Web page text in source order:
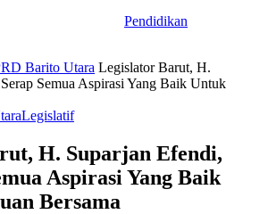
Pendidikan
Barito Utara Legislator Barut, H.
Semua Aspirasi Yang Baik Untuk
Legislatif
H. Suparjan Efendi,
Aspirasi Yang Baik
Bersama